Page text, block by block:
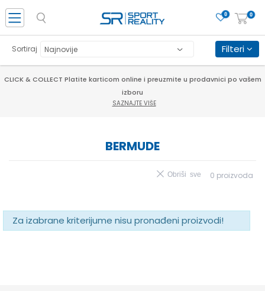
0
0
CLICK & COLLECT Platite karticom online i preuzmite u prodavnici po vašem
izboru
SAZNAJTE VIŠE
BERMUDE
Sortiraj Filteri
0 proizvoda
Obriši sve
Za izabrane kriterijume nisu pronađeni proizvodi!